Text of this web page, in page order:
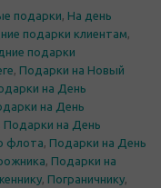
подарки, На день
подарки клиентам,
подарки
, Подарки на Новый
на День
на День
Подарки на День
флота, Подарки на День
, Подарки на
, Пограничнику,